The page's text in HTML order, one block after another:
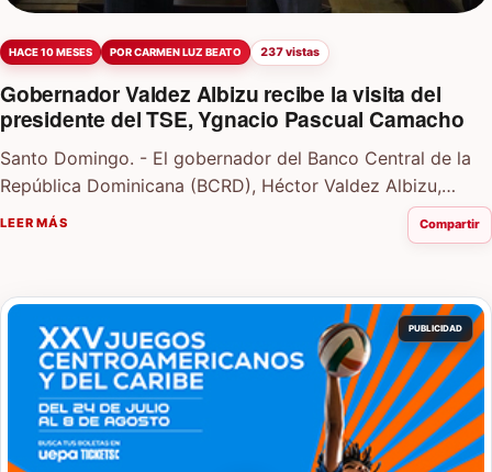
HACE 10 MESES POR CARMEN LUZ BEATO 237 vistas
Gobernador Valdez Albizu recibe la visita del
presidente del TSE, Ygnacio Pascual Camacho
Santo Domingo. - El gobernador del Banco Central de la
República Dominicana (BCRD), Héctor Valdez Albizu,
recibió la visita de cortesía del…
LEER MÁS Compartir